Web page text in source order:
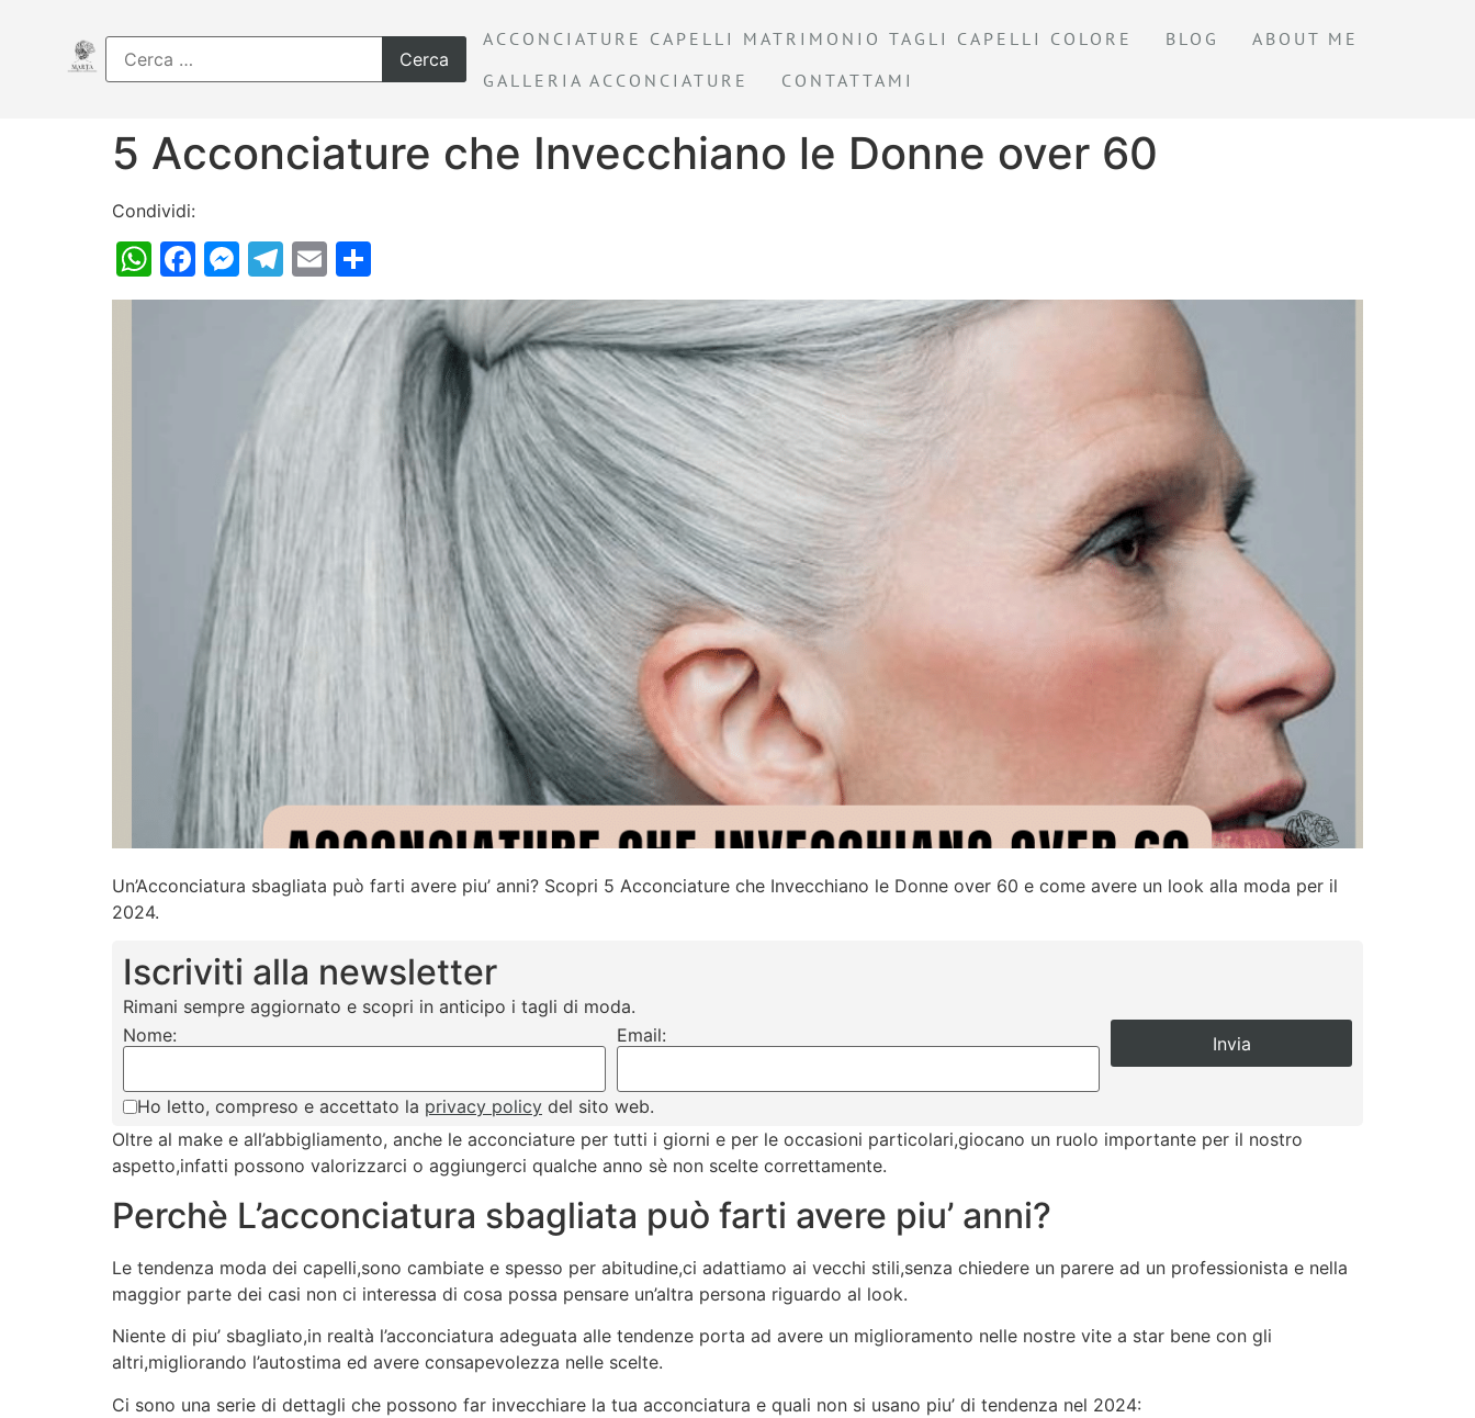
ACCONCIATURE CAPELLI MATRIMONIO TAGLI CAPELLI COLORE BLOG
ABOUT ME
GALLERIA ACCONCIATURE
CONTATTAMI
5 Acconciature che Invecchiano le Donne over 60
Condividi:
WhatsApp
Facebook
Messenger
Telegram
Email
Un’Acconciatura sbagliata può farti avere piu’ anni? Scopri 5 Acconciature che Invecchiano le Donne over 60 e come avere un look alla moda per il
2024.
Iscriviti alla newsletter
Rimani sempre aggiornato e scopri in anticipo i tagli di moda.
Nome:
Email:
Ho letto, compreso e accettato la privacy policy del sito web.
Oltre al make e all’abbigliamento, anche le acconciature per tutti i giorni e per le occasioni particolari,giocano un ruolo importante per il nostro
aspetto,infatti possono valorizzarci o aggiungerci qualche anno sè non scelte correttamente.
Perchè L’acconciatura sbagliata può farti avere piu’ anni?
Le tendenza moda dei capelli,sono cambiate e spesso per abitudine,ci adattiamo ai vecchi stili,senza chiedere un parere ad un professionista e nella
maggior parte dei casi non ci interessa di cosa possa pensare un’altra persona riguardo al look.
Niente di piu’ sbagliato,in realtà l’acconciatura adeguata alle tendenze porta ad avere un miglioramento nelle nostre vite a star bene con gli
altri,migliorando l’autostima ed avere consapevolezza nelle scelte.
Ci sono una serie di dettagli che possono far invecchiare la tua acconciatura e quali non si usano piu’ di tendenza nel 2024: